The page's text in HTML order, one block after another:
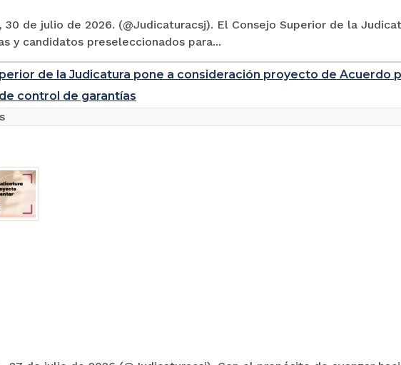
30 de julio de 2026. (@Judicaturacsj). El Consejo Superior de la
y candidatos preseleccionados para...
de la Judicatura pone a consideración proyecto de Acuerdo
control de garantías